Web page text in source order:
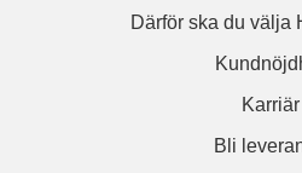
Därför ska du välja
Karriär
Bli